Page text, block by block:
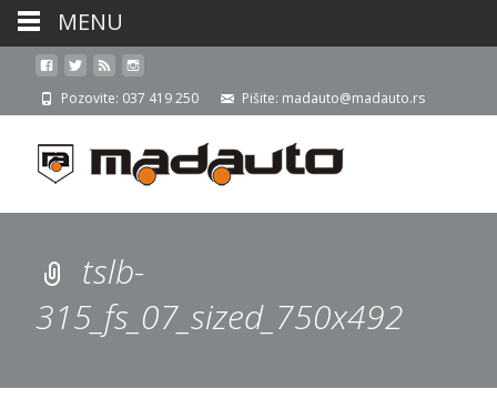
Pozovite: 037 419 250 Pišite: madauto@madauto.rs
tslb-
315_fs_07_sized_750x492
MENU